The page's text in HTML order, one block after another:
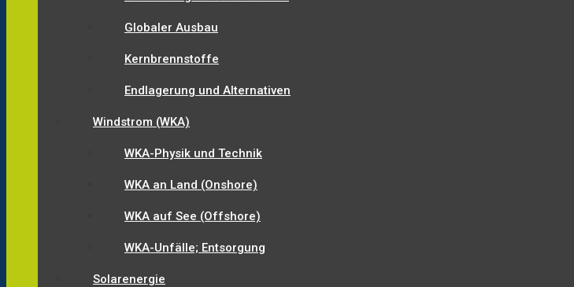
Globaler Ausbau
Kernbrennstoffe
Endlagerung und Alternativen
Windstrom (WKA)
WKA-Physik und Technik
WKA an Land (Onshore)
WKA auf See (Offshore)
WKA-Unfälle; Entsorgung
Solarenergie